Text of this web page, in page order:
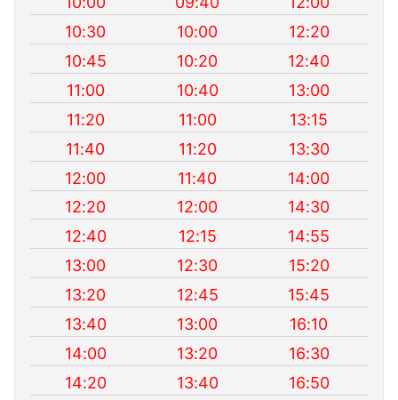
10:30
10:00
12:20
10:45
10:20
12:40
11:00
10:40
13:00
11:20
11:00
13:15
11:40
11:20
13:30
12:00
11:40
14:00
12:20
12:00
14:30
12:40
12:15
14:55
13:00
12:30
15:20
13:20
12:45
15:45
13:40
13:00
16:10
14:00
13:20
16:30
14:20
13:40
16:50